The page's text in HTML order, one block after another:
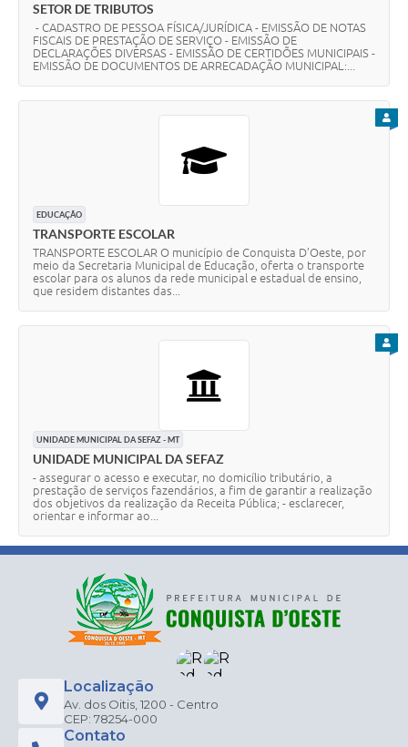
SETOR DE TRIBUTOS
- CADASTRO DE PESSOA FÍSICA/JURÍDICA - EMISSÃO DE NOTAS
FISCAIS DE PRESTAÇÃO DE SERVIÇO - EMISSÃO DE
DECLARAÇÕES DIVERSAS - EMISSÃO DE CERTIDÕES MUNICIPAIS -
EMISSÃO DE DOCUMENTOS DE ARRECADAÇÃO MUNICIPAL:...
EDUCAÇÃO
TRANSPORTE ESCOLAR
TRANSPORTE ESCOLAR O município de Conquista D’Oeste, por
meio da Secretaria Municipal de Educação, oferta o transporte
escolar para os alunos da rede municipal e estadual de ensino,
que residem distantes das...
UNIDADE MUNICIPAL DA SEFAZ - MT
UNIDADE MUNICIPAL DA SEFAZ
- assegurar o acesso e executar, no domicílio tributário, a
prestação de serviços fazendários, a fim de garantir a realização
dos objetivos da realização da Receita Pública; - esclarecer,
orientar e informar ao...
Localização
Av. dos Oitis, 1200 - Centro
CEP: 78254-000
Contato